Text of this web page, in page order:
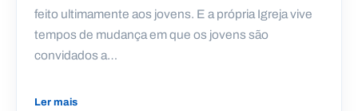
feito ultimamente aos jovens. E a própria Igreja vive
tempos de mudança em que os jovens são
convidados a…
Ler mais